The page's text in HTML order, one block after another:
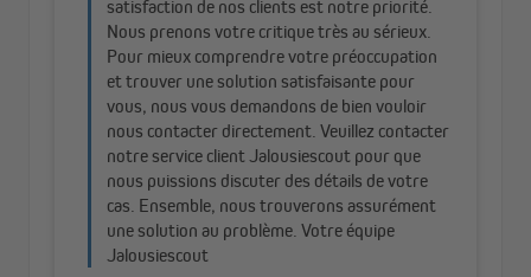
Noir ou blanc ?
Une toile en maille foncé absorbe une grande partie de
la lumière incidente, tout en offrant une vue plus claire
vers l’extérieur, ce qui le rend plus agréable pour les
Une toile claire diffuse davantage la lumière, mais peut
légèrement gêner la visibilité. Son principal avantage :